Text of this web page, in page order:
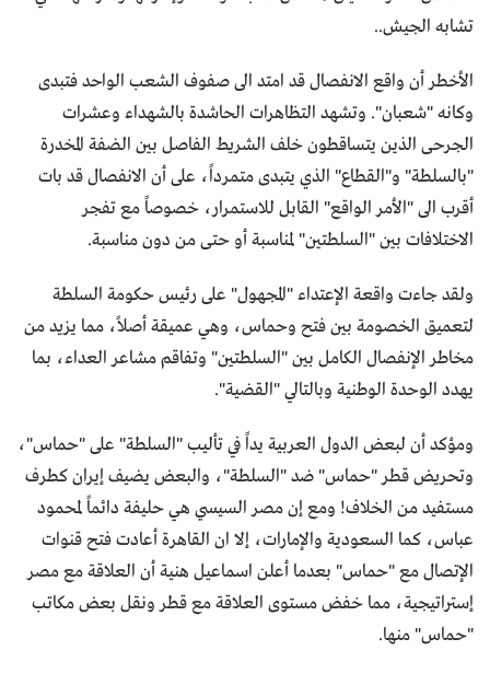
تشابه الجيش..
الأخطر أن واقع الانفصال قد امتد الى صفوف الشعب الواحد فتبدى
وكانه "شعبان". وتشهد التظاهرات الحاشدة بالشهداء وعشرات
الجرحى الذين يتساقطون خلف الشريط الفاصل بين الضفة المخدرة
"بالسلطة" و"القطاع" الذي يتبدى متمرداً، على أن الانفصال قد بات
أقرب الى "الأمر الواقع" القابل للاستمرار، خصوصاً مع تفجر
الاختلافات بين "السلطتين" لمناسبة أو حتى من دون مناسبة.
ولقد جاءت واقعة الإعتداء "المجهول" على رئيس حكومة السلطة
لتعميق الخصومة بين فتح وحماس، وهي عميقة أصلاً، مما يزيد من
مخاطر الإنفصال الكامل بين "السلطتين" وتفاقم مشاعر العداء، بما
يهدد الوحدة الوطنية وبالتالي "القضية".
ومؤكد أن لبعض الدول العربية يداً في تأليب "السلطة" على "حماس"،
وتحريض قطر "حماس" ضد "السلطة"، والبعض يضيف إيران كطرف
مستفيد من الخلاف! ومع إن مصر السيسي هي حليفة دائماً لمحمود
عباس، كما السعودية والإمارات، إلا ان القاهرة أعادت فتح قنوات
الإتصال مع "حماس" بعدما أعلن اسماعيل هنية أن العلاقة مع مصر
إستراتيجية، مما خفض مستوى العلاقة مع قطر ونقل بعض مكاتب
"حماس" منها.